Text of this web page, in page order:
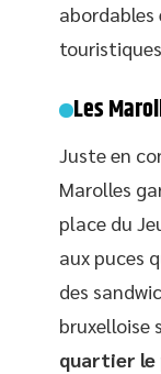
abordables
Les
Juste en
Marolles
place du
aux puces
des
bruxelloise
quartier le